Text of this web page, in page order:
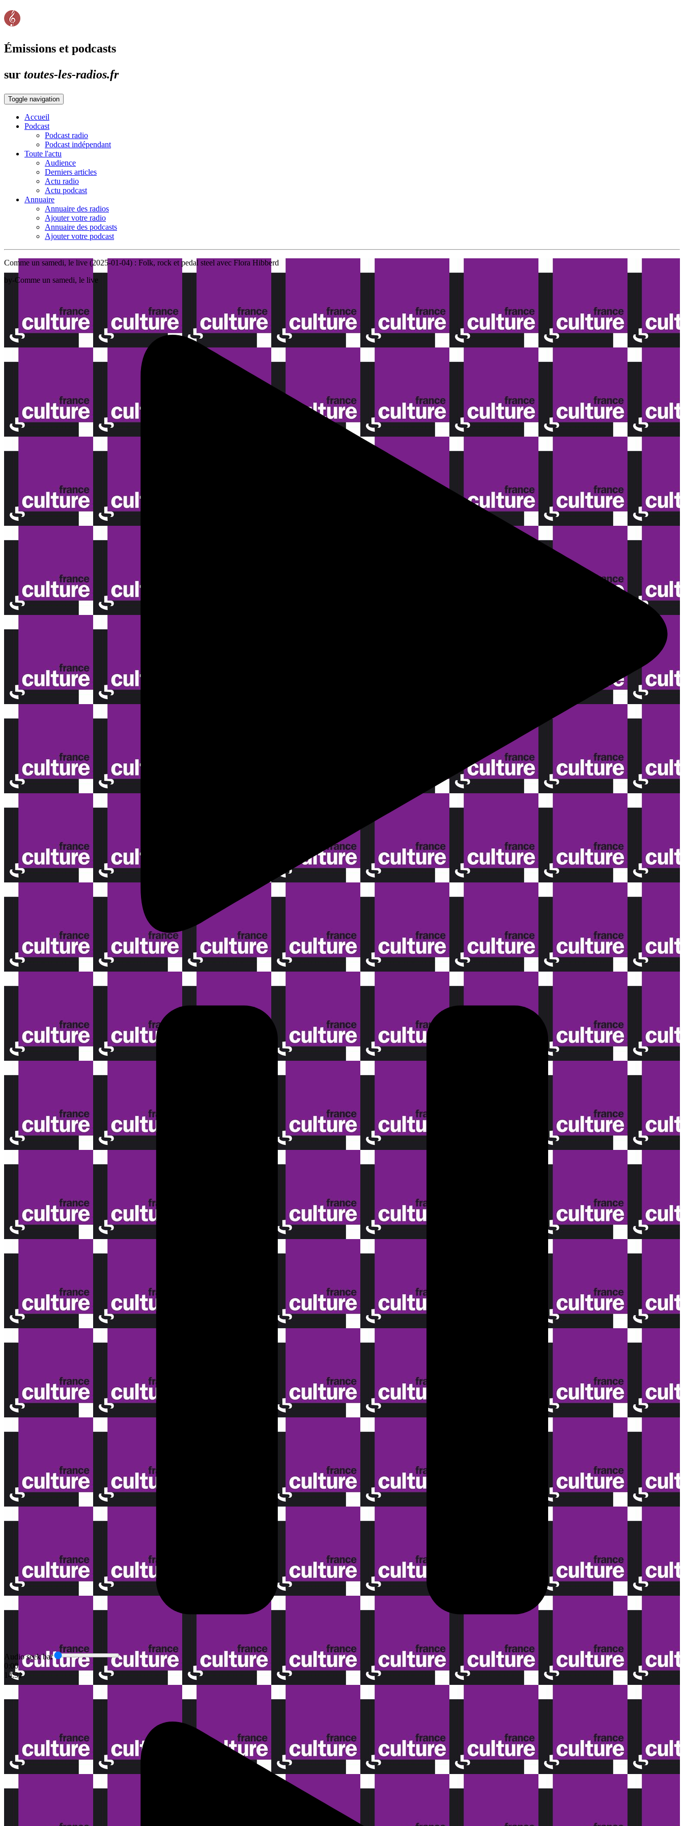
Émissions et podcasts
sur toutes-les-radios.fr
Toggle navigation
Accueil
Podcast
Podcast radio
Podcast indépendant
Toute l'actu
Audience
Derniers articles
Actu radio
Actu podcast
Annuaire
Annuaire des radios
Ajouter votre radio
Annuaire des podcasts
Ajouter votre podcast
Comme un samedi, le live (2025-01-04) : Folk, rock et pedal steel avec Flora Hibberd
by-Comme un samedi, le live
Audio seek bar
0:00
14:31